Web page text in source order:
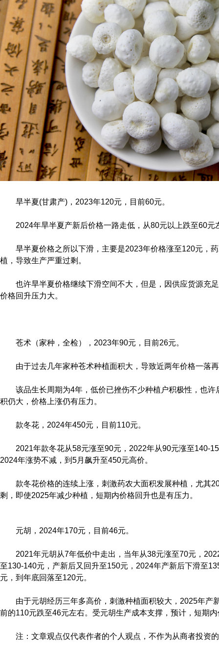
旱半夏(甘肃产)，2023年120元，目前60元。
2024年旱半夏产新后价格一路走低，从80元以上跌至60元
旱半夏价格之所以下滑，主要是2023年价格涨至120元，
植，导致生产严重过剩。
也许旱半夏价格继续下滑空间不大，但是，因供应货源充
价格回升压力大。
苍术（家种，全检），2023年90元，目前26元。
由于过去几年家种苍术种植面积大，导致近两年价格一落
该品生长周期为4年，低价已挫伤不少种植户积极性，也
积仍大，价格上涨仍有压力。
款冬花，2024年450元，目前110元。
2021年款冬花从58元涨至90元，2022年从90元涨至140-
2024年涨势不减，到5月飙升至450元高价。
款冬花价格的连续上涨，刺激药农大面积发展种植，尤其
剩，即使2025年减少种植，短期内价格回升也是有压力。
元胡，2024年170元，目前46元。
2021年元胡从7年低价中走出，当年从38元涨至70元，
至130-140元，产新后又回升至150元，2024年产新后下滑至
元，到年底回落至120元。
由于元胡经历三年多高价，刺激种植面积较大，2025年产
前的110元跌至46元左右。受元胡生产成本支撑，预计，短期
注：文章观点仅代表作者的个人观点，不作为从商者投资